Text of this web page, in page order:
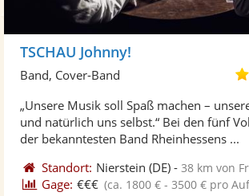
TSCHAU Johnny!
Band, Cover-Band
„Unsere Musik soll Spaß machen –
und natürlich uns selbst.“ Bei den fünf
der bekanntesten Band Rheinhessens ...
Standort: Nierstein (DE) -38 km von
Gage: €€€ (ca. 1800 € - 3500 € pro